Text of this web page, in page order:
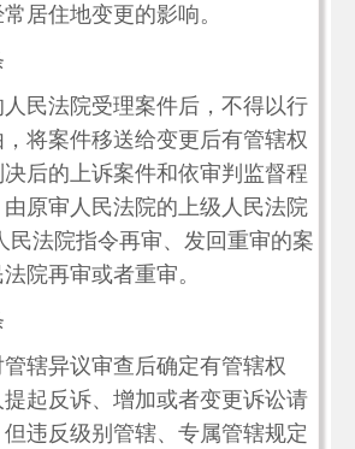
居住地变更的影响。
民法院受理案件后，不得以行
将案件移送给变更后有管辖权
后的上诉案件和依审判监督程
原审人民法院的上级人民法院
民法院指令再审、发回重审的案
院再审或者重审。
管辖异议审查后确定有管辖权
起反诉、增加或者变更诉讼请
违反级别管辖、专属管辖规定